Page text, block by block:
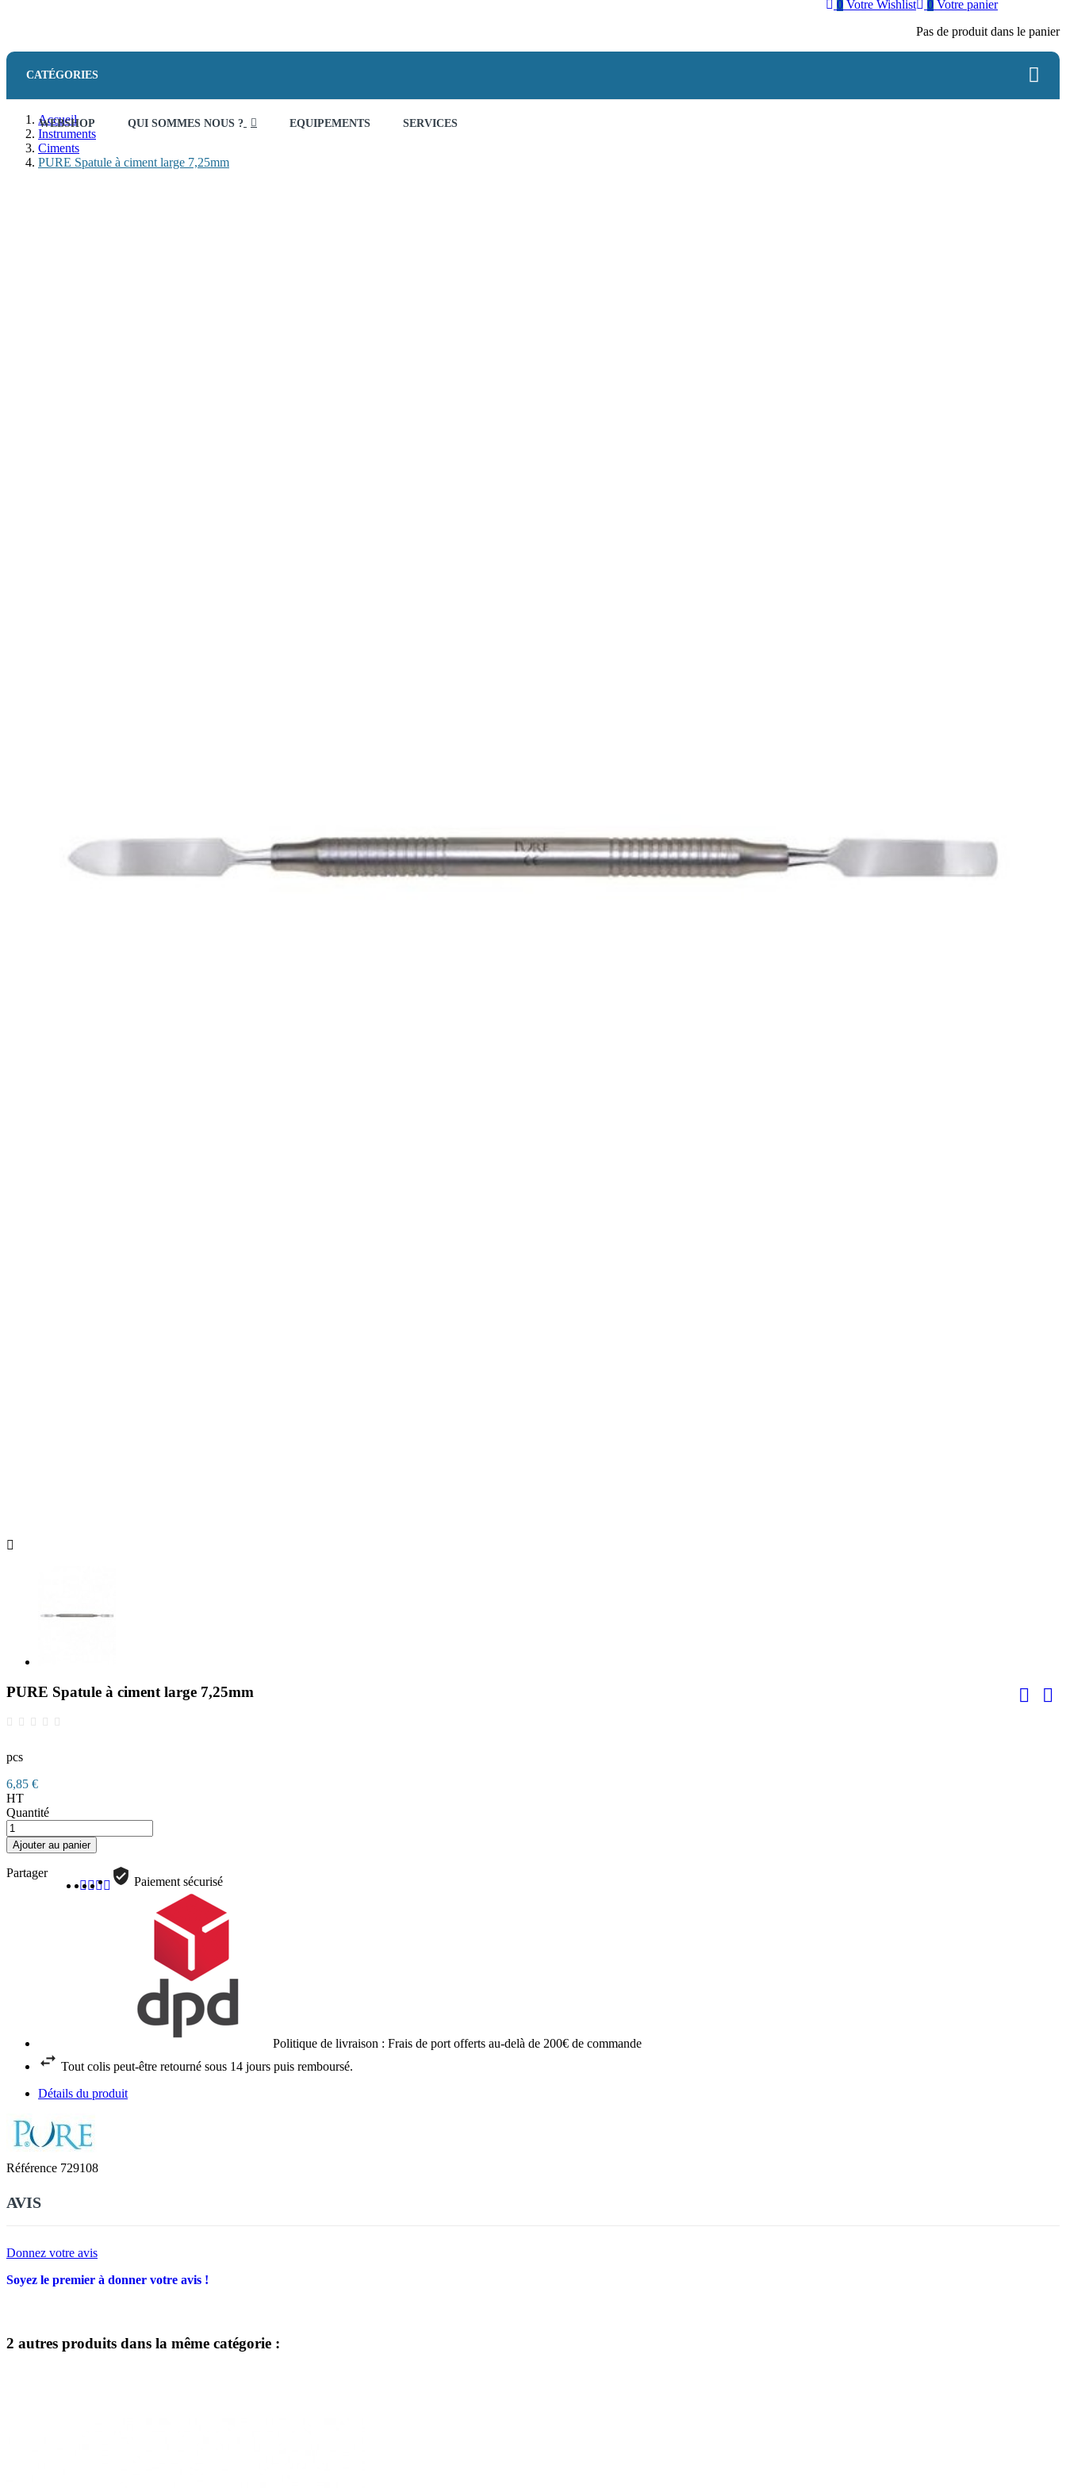
0 Votre panier
Pas de produit dans le panier
0 Votre Wishlist
CATÉGORIES
WEBSHOP QUI SOMMES NOUS ? EQUIPEMENTS SERVICES
Accueil
Instruments
Ciments
PURE Spatule à ciment large 7,25mm

PURE Spatule à ciment large 7,25mm
pcs
6,85 €
HT
Quantité
Ajouter au panier
Partager
Paiement sécurisé
Politique de livraison : Frais de port offerts au-delà de 200€ de commande
Tout colis peut-être retourné sous 14 jours puis remboursé.
Détails du produit
Référence 729108
AVIS
Donnez votre avis
Soyez le premier à donner votre avis !
2 autres produits dans la même catégorie :